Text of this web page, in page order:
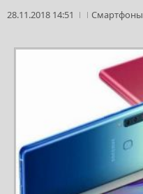
28.11.2018 14:51 Смартфоны